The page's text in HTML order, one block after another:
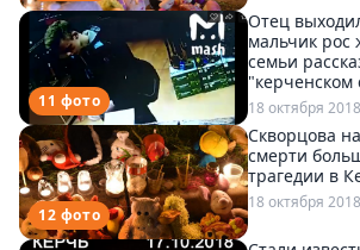
11 фото
Отец
мальчик рос
семьи
"керченском
18 октября
12 фото
Скворцова
смерти
трагедии в
18 октября